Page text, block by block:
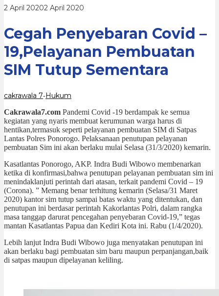
Tutup
Sementara
2 April 20202 April 2020
Cegah Penyebaran Covid –
19,Pelayanan Pembuatan
SIM Tutup Sementara
cakrawala 7-Hukum
Cakrawala7.com Pandemi Covid -19 berdampak ke semua
kegiatan yang nyaris membuat kerumunan warga harus di
hentikan,termasuk seperti pelayanan pembuatan SIM di Satpas
Lantas Polres Ponorogo. Pelaksanaan penutupan pelayanan
pembuatan Sim ini akan berlaku mulai Selasa (31/3/2020) kemarin.
Kasatlantas Ponorogo, AKP. Indra Budi Wibowo membenarkan
ketika di konfirmasi,bahwa penutupan pelayanan pembuatan sim ini
menindaklanjuti perintah dari atasan, terkait pandemi Covid – 19
(Corona). ” Memang benar terhitung kemarin (Selasa/31 Maret
2020) kantor sim tutup sampai batas waktu yang ditentukan, dan
penutupan ini berdasar perintah Kakorlantas Polri, dalam rangka
masa tanggap darurat pencegahan penyebaran Covid-19,” tegas
mantan Kasatlantas Papua dan Kediri Kota ini. Rabu (1/4/2020).
Lebih lanjut Indra Budi Wibowo juga menyatakan penutupan ini
akan berlaku bagi pembuatan sim baru maupun perpanjangan,baik
di satpas maupun dipelayanan keliling.